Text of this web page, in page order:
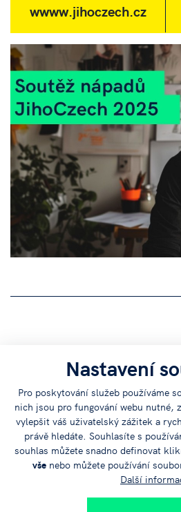
Nastavení
Pro poskytování služeb používáme
nich jsou pro fungování webu nutné,
vylepšit váš uživatelský zážitek a
právě hledáte. Souhlasíte s
souhlas můžete snadno definovat
všenebo můžete používání
Další
wwww.jihoczech.cz
Sdílejte
článek na:
+420 383 579 111